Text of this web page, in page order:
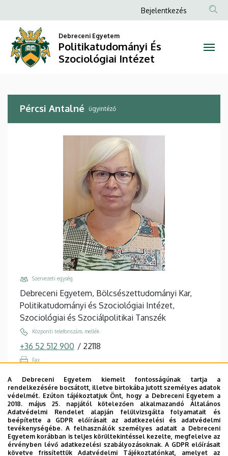
Antalné
Politikatudományi
És
Szociológiai
a
tartalomra
Anonim
fiók
menüje
Bejelentkezés
Debreceni Egyetem
Politikatudományi És
Szociológiai Intézet
Pércsi Antalné ügyintéző
Szervezeti egység
Debreceni Egyetem, Bölcsészettudományi Kar,
Politikatudományi és Szociológiai Intézet,
Szociológiai és Szociálpolitikai Tanszék
Központi telefonszám, mellék
+36 52 512 900 / 22118
Fax
Email
percsi.antalne@arts.unideb.hu
Cím
4032 Debrecen, Egyetem tér 1.
Épület, emelet, ajtó
A Debreceni Egyetem kiemelt fontosságúnak tartja a
rendelkezésére bocsátott, illetve birtokába jutott személyes adatok
védelmét. Ezúton tájékoztatjuk Önt, hogy a Debreceni Egyetem a
2018. május 25. napjától kötelezően alkalmazandó Általános
Adatvédelmi Rendelet alapján felülvizsgálta folyamatait és
beépítette a GDPR előírásait az adatkezelési és adatvédelmi
tevékenységébe. A felhasználók személyes adatait a Debreceni
Egyetem korábban is teljes körültekintéssel kezelte, megfelelve az
érvényben lévő adatkezelési szabályozásoknak. A GDPR előírásait
követve frissítettük Adatvédelmi Tájékoztatónkat, amelyet az